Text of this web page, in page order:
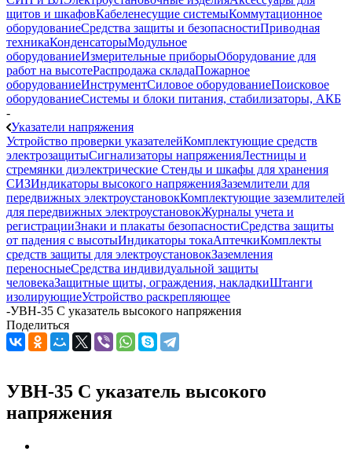
щитов и шкафовКабеленесущие системыКоммутационное
оборудованиеСредства защиты и безопасностиПриводная
техникаКонденсаторыМодульное
оборудованиеИзмерительные приборыОборудование для
работ на высотеРаспродажа складаПожарное
оборудованиеИнструментСиловое оборудованиеПоисковое
оборудованиеСистемы и блоки питания, стабилизаторы, АКБ
-
Указатели напряжения
Устройство проверки указателейКомплектующие средств
электрозащитыСигнализаторы напряженияЛестницы и
стремянки диэлектрические Стенды и шкафы для хранения
СИЗИндикаторы высокого напряженияЗаземлители для
передвижных электроустановокКомплектующие заземлителей
для передвижных электроустановокЖурналы учета и
регистрацииЗнаки и плакаты безопасностиСредства защиты
от падения с высотыИндикаторы токаАптечкиКомплекты
средств защиты для электроустановокЗаземления
переносныеСредства индивидуальной защиты
человекаЗащитные щиты, ограждения, накладкиШтанги
изолирующиеУстройство раскрепляющее
-УВН-35 С указатель высокого напряжения
Поделиться
УВН-35 С указатель высокого
напряжения